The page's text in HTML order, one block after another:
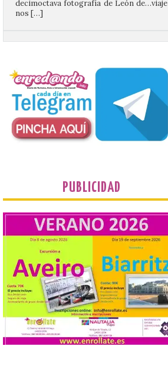
UPL insta a la Junta a
castillo del Asmesnal, un
7 Ago 2026
Un Bien de Interés
Cultural abandonado
desde 1949. Los
procuradores leonesistas
plantean que la Junta
contacte cuanto antes con los
Unión del Pueblo […]
La Universidad de León
distribuye folletos con la
programación del evento
del eclipse solar que
organiza con la ESA y el
Ayuntamiento
7 Ago 2026
Los materiales ya pueden
recogerse gratuitamente
en la Oficina de
Información Turística de
PUBLICIDAD